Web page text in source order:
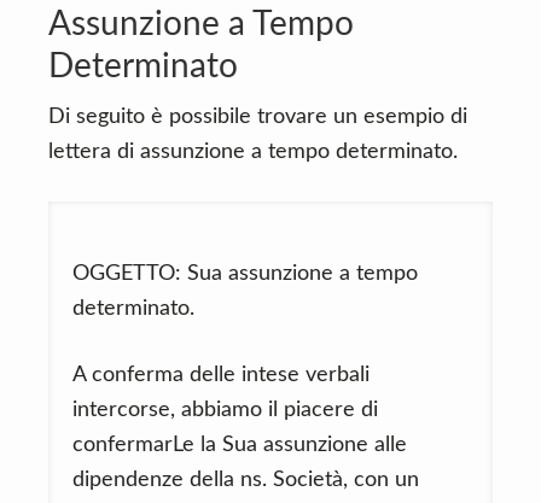
Assunzione a Tempo
Determinato
Di seguito è possibile trovare un esempio di
lettera di assunzione a tempo determinato.
OGGETTO: Sua assunzione a tempo
determinato.
A conferma delle intese verbali
intercorse, abbiamo il piacere di
confermarLe la Sua assunzione alle
dipendenze della ns. Società, con un